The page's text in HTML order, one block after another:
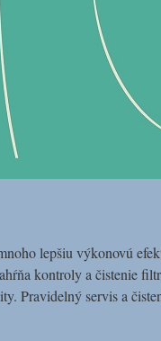
lepšiu výkonovú
kontroly a čistenie
Pravidelný servis a